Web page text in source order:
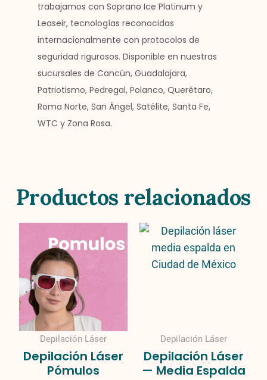
trabajamos con Soprano Ice Platinum y
Leaseir, tecnologías reconocidas
internacionalmente con protocolos de
seguridad rigurosos. Disponible en nuestras
sucursales de Cancún, Guadalajara,
Patriotismo, Pedregal, Polanco, Querétaro,
Roma Norte, San Ángel, Satélite, Santa Fe,
WTC y Zona Rosa.
Productos relacionados
Depilación Láser
Depilación Láser
Pómulos
range:
Depilación Láser
Depilación Láser
— Media Espalda
Price
range:
$8,950.00